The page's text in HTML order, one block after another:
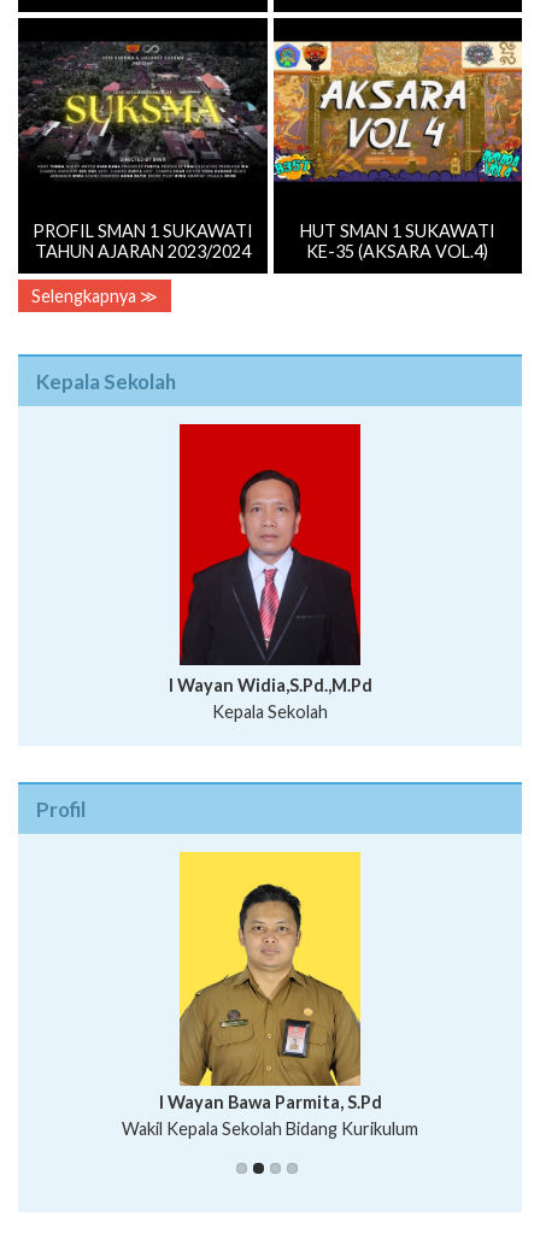
PROFIL SMAN 1 SUKAWATI
TAHUN AJARAN 2023/2024
HUT SMAN 1 SUKAWATI
KE-35 (AKSARA VOL.4)
Selengkapnya ≫
Kepala Sekolah
I Wayan Widia,S.Pd.,M.Pd
Kepala Sekolah
Profil
Putu Suhartana, S.Pd.
I Wayan Bawa Parmita, S.Pd
Wakil Kepala Sekolah Bidang Kurikulum
I Wayan Gede Aditya Pratita, S.Pd., M.Sn
Ni Wayan Nopi Sutantri, S.Pd.